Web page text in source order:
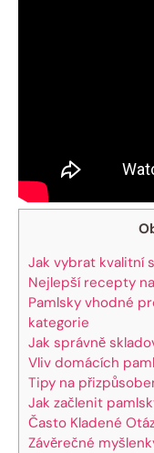
Jak vybrat kvalitní
Nejlepší recepty
Pamlsky vhodné
kategorie
Jak správně
Vliv domácích
Tipy na
Jak začlenit
Často Kladené
Závěrečné